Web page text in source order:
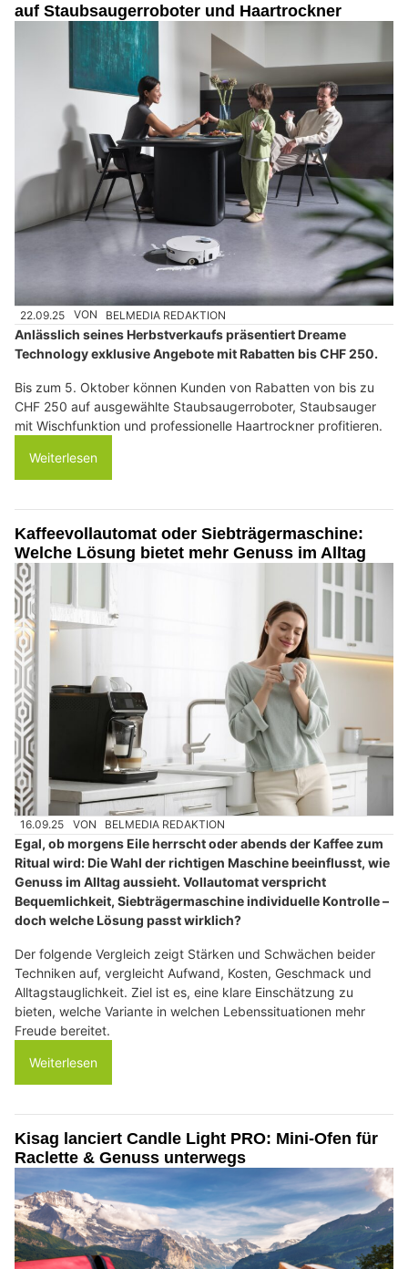
auf Staubsaugerroboter und Haartrockner
22.09.25 VON BELMEDIA REDAKTION
Anlässlich seines Herbstverkaufs präsentiert Dreame
Technology exklusive Angebote mit Rabatten bis CHF 250.
Bis zum 5. Oktober können Kunden von Rabatten von bis zu
CHF 250 auf ausgewählte Staubsaugerroboter, Staubsauger
mit Wischfunktion und professionelle Haartrockner profitieren.
Weiterlesen
Kaffeevollautomat oder Siebträgermaschine:
Welche Lösung bietet mehr Genuss im Alltag
16.09.25 VON BELMEDIA REDAKTION
Egal, ob morgens Eile herrscht oder abends der Kaffee zum
Ritual wird: Die Wahl der richtigen Maschine beeinflusst, wie
Genuss im Alltag aussieht. Vollautomat verspricht
Bequemlichkeit, Siebträgermaschine individuelle Kontrolle –
doch welche Lösung passt wirklich?
Der folgende Vergleich zeigt Stärken und Schwächen beider
Techniken auf, vergleicht Aufwand, Kosten, Geschmack und
Alltagstauglichkeit. Ziel ist es, eine klare Einschätzung zu
bieten, welche Variante in welchen Lebenssituationen mehr
Freude bereitet.
Weiterlesen
Kisag lanciert Candle Light PRO: Mini‑Ofen für
Raclette & Genuss unterwegs